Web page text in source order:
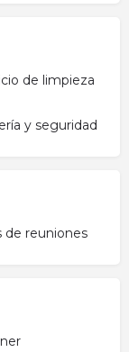
de limpieza
y seguridad
de reuniones